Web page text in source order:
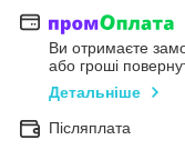
Ви отримаєте
або гроші
Детальніше
Післяплата